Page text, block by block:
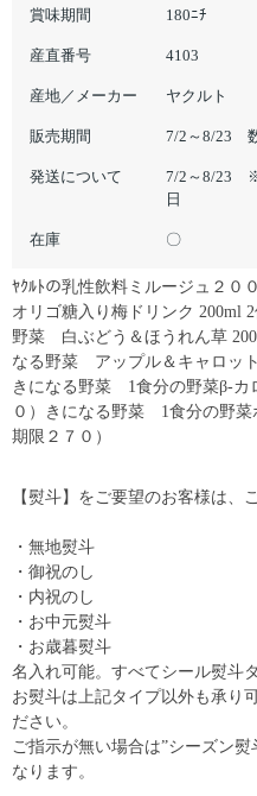
賞味期間 180ﾆﾁ
産直番号 4103
産地／メーカー ヤクルト
販売期間 7/2～8/23
発送について
7/2～8/23 ※
日
在庫 〇
ﾔｸﾙﾄの乳性飲料ミルージュ２０
オリゴ糖入り梅ドリンク 200ml
野菜 白ぶどう＆ほうれん草
なる野菜 アップル＆キャロッ
きになる野菜 1食分の野菜β-カ
０）きになる野菜 1食分の野菜
期限２７０）
【熨斗】をご要望のお客様は、
・無地熨斗
・御祝のし
・内祝のし
・お中元熨斗
・お歳暮熨斗
名入れ可能。すべてシール熨斗
お熨斗は上記タイプ以外も承り
ださい。
ご指示が無い場合は”シーズン
なります。